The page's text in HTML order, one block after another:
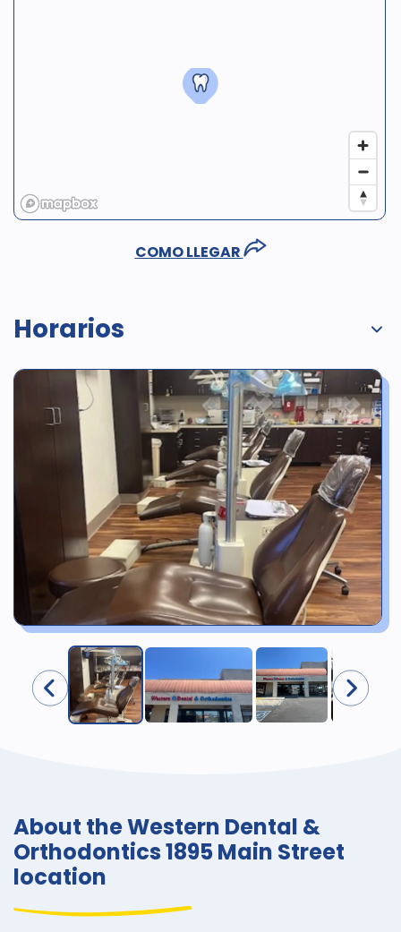
COMO LLEGAR
Horarios
About the Western Dental &
Orthodontics 1895 Main Street
location